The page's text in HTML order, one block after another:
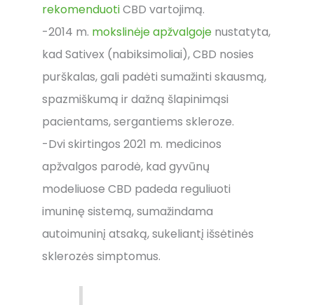
rekomenduotiCBD vartojimą.
-2014 m. mokslinėje apžvalgoje nustatyta,
kad Sativex (nabiksimoliai), CBD nosies
purškalas, gali padėti sumažinti skausmą,
spazmiškumą ir dažną šlapinimąsi
pacientams, sergantiems skleroze.
-Dvi skirtingos 2021 m. medicinos
apžvalgos parodė, kad gyvūnų
modeliuose CBD padeda reguliuoti
imuninę sistemą, sumažindama
autoimuninį atsaką, sukeliantį išsėtinės
sklerozės simptomus.